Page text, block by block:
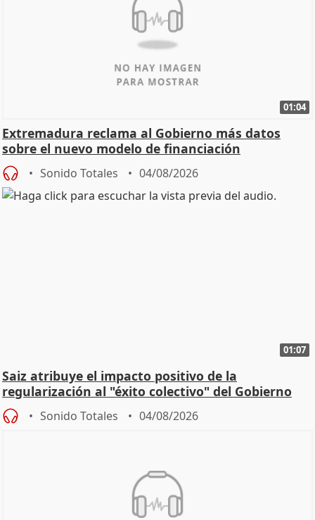
01:04
Extremadura reclama al Gobierno más datos
sobre el nuevo modelo de financiación
Sonido Totales 04/08/2026
01:07
Saiz atribuye el impacto positivo de la
regularización al "éxito colectivo" del Gobierno
Sonido Totales 04/08/2026